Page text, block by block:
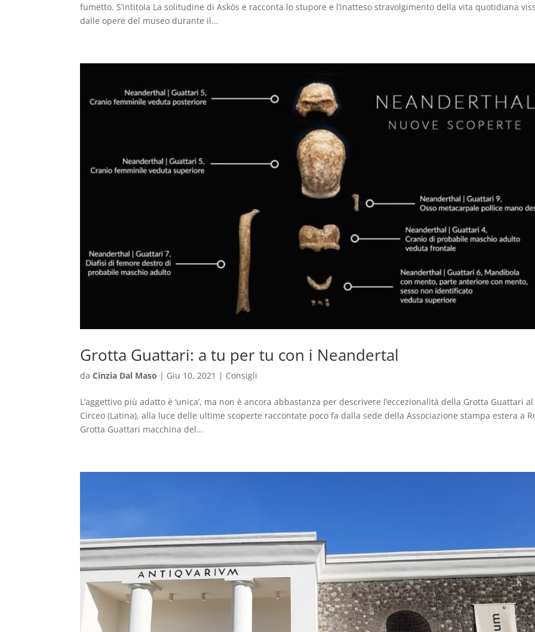
fumetto. S’intitola La solitudine di Askòs e racconta lo stupore e l’inatteso stravolgimento della vita quotidiana
dalle opere del museo durante il...
Grotta Guattari: a tu per tu con i Neandertal
daCinzia Dal Maso | Giu 10, 2021 | Consigli
L’aggettivo più adatto è ‘unica’, ma non è ancora abbastanza per descrivere l’eccezionalità della Grotta Guattari al
Circeo (Latina), alla luce delle ultime scoperte raccontate poco fa dalla sede della Associazione stampa estera a
Grotta Guattari macchina del...